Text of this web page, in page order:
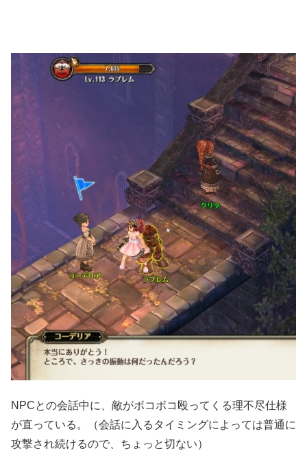
NPCとの会話中に、敵がボコボコ殴ってくる理不尽仕様
が直っている。（会話に入るタイミングによっては普通に
攻撃され続けるので、ちょっと切ない）